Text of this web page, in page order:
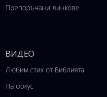
Препоръчани линкове
ВИДЕО
Любим стих от Библията
На фокус